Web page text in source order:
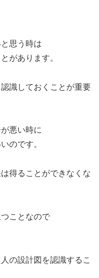
思う時は
があります。
識しておくことが重要
悪い時に
のです。
得ることができなくな
ことなので
の設計図を認識するこ